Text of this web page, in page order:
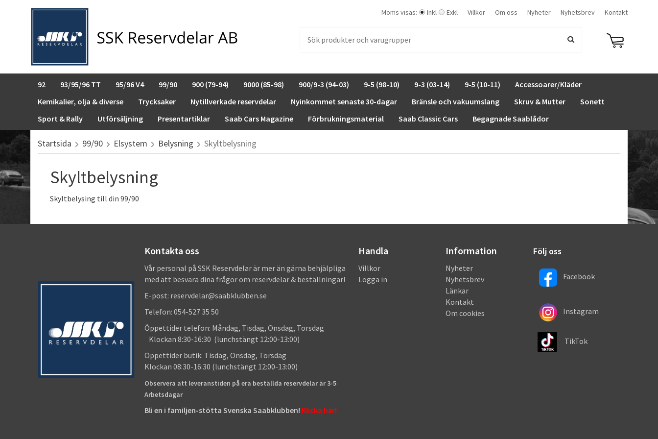
Moms visas: Inkl Exkl Villkor Om oss Nyheter Nyhetsbrev Kontakt
92 93/95/96 TT 95/96 V4 99/90 900 (79-94) 9000 (85-98) 900/9-3 (94-03) 9-5 (98-10) 9-3 (03-14) 9-5 (10-11)
Accessoarer/Kläder
Kemikalier, olja & diverse
Trycksaker Nytillverkade reservdelar Nyinkommet senaste 30-dagar Bränsle och vakuumslang Skruv & Mutter
Sonett
Sport & Rally
Utförsäljning Presentartiklar Saab Cars Magazine Förbrukningsmaterial Saab Classic Cars Begagnade Saablådor
Startsida 99/90 Elsystem Belysning Skyltbelysning
Skyltbelysning
Skyltbelysing till din 99/90
Kontakta oss
Vår personal på SSK Reservdelar är mer än gärna behjälpliga
med att besvara dina frågor om reservdelar & beställningar!
E-post: reservdelar@saabklubben.se
Telefon: 054-527 35 50
Öppettider telefon: Måndag, Tisdag, Onsdag, Torsdag
Klockan 8:30-16:30 (lunchstängt 12:00-13:00)
Öppettider butik: Tisdag, Onsdag, Torsdag
Klockan 08:30-16:30 (lunchstängt 12:00-13:00)
Observera att leveranstiden på era beställda reservdelar är 3-5
Arbetsdagar
Bli en i familjen-stötta Svenska Saabklubben! Klicka här!
Handla
Villkor
Logga in
Information
Nyheter
Nyhetsbrev
Länkar
Kontakt
Om cookies
Följ oss
Facebook
Instagram
TikTok